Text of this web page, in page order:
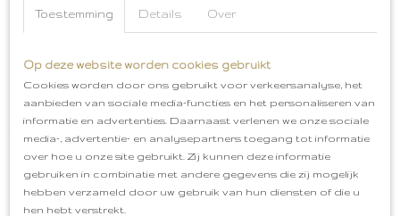
De doekjes kun je lekker heet uitwassen ze altijd
weer hygiënisch te gebruiken zijn. Je mag ze wel
Ongestreken hydrofiel neemt meer vocht op.
Maak je baby uitzet compleet met de hydrofiele (multi)
doeken van de Bloom collectie en andere items.
Jollein Hydrofiel Washandje
Print: Pear
Materiaal: 100% Hydrofiel katoen
Afmeting: 15x20
cm
Wasinstructies: max. 60 graden wassen en
eventueel drogen in droger (zie waslabel)
p.stuk te
koop in onze webshop
Toestemming Details Over
Op deze website worden cookies gebruikt
Cookies worden door ons gebruikt voor verkeersanalyse, het
aanbieden van sociale media-functies en het personaliseren van
informatie en advertenties. Daarnaast verlenen we onze sociale
media-, advertentie- en analysepartners toegang tot informatie
over hoe u onze site gebruikt. Zij kunnen deze informatie
gebruiken in combinatie met andere gegevens die zij mogelijk
hebben verzameld door uw gebruik van hun diensten of die u
hen hebt verstrekt.